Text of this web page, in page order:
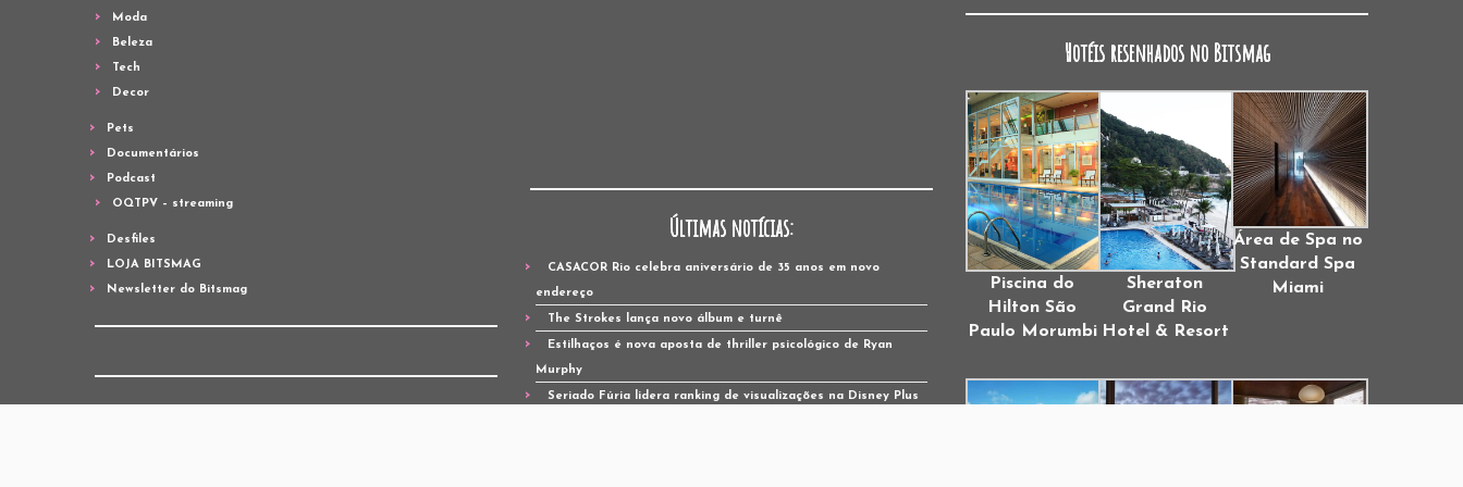
Moda
Beleza
Tech
Decor
Pets
Documentários
Podcast
OQTPV – streaming
Desfiles
LOJA BITSMAG
Newsletter do Bitsmag
Últimas notícias:
CASACOR Rio celebra aniversário de 35 anos em novo
endereço
The Strokes lança novo álbum e turnê
Estilhaços é nova aposta de thriller psicológico de Ryan
Murphy
Seriado Fúria lidera ranking de visualizações na Disney Plus
Hotéis resenhados no Bitsmag
Piscina do
Hilton São
Paulo Morumbi
Sheraton
Grand Rio
Hotel & Resort
Área de Spa no
Standard Spa
Miami